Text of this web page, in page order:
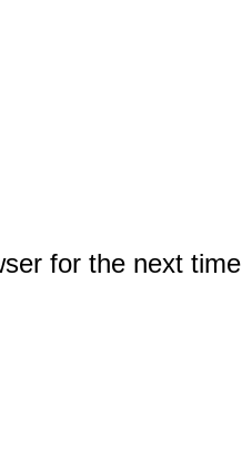
for the next time